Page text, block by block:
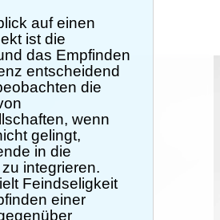
auf einen
ist die
das Empfinden
entscheidend
die
wenn
gelingt,
in die
integrieren.
Feindseligkeit
einer